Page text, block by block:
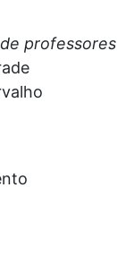
professores